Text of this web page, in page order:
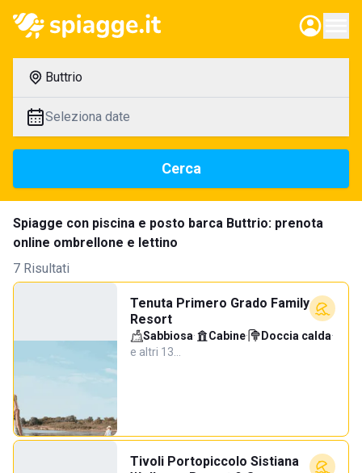
Buttrio
Seleziona date
Cerca
Spiagge con piscina e posto barca Buttrio: prenota
online ombrellone e lettino
7 Risultati
Tenuta Primero Grado Family
Resort
Sabbiosa· Cabine· Doccia calda·
e altri 13…
Tivoli Portopiccolo Sistiana